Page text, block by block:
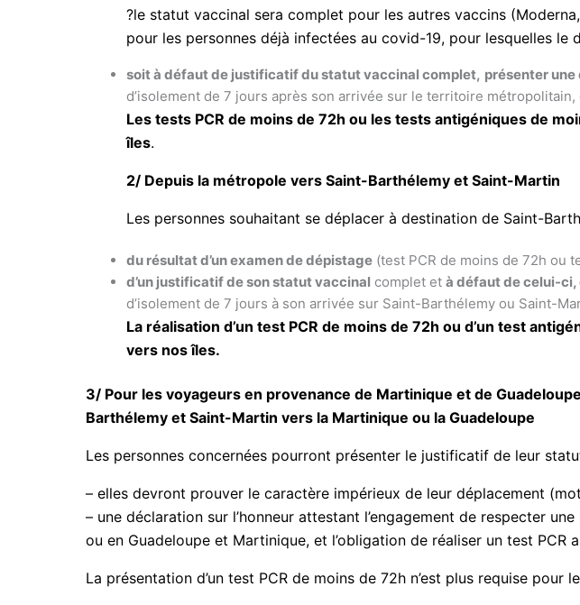
?le statut vaccinal sera complet pour les autres vaccins
pour les personnes déjà infectées au covid-19, pour lesquelles
soit à défaut de justificatif du statut vaccinal complet, présenter une
d’isolement de 7 jours après son arrivée sur le territoire
Les tests PCR de moins de 72h ou les tests antigéniques de
îles.
2/ Depuis la métropole vers Saint-Barthélemy et Saint-Martin
Les personnes souhaitant se déplacer à destination de Saint-
du résultat d’un examen de dépistage (test PCR de moins de 72h ou
d’un justificatif de son statut vaccinal complet et à défaut de celui-ci,
d’isolement de 7 jours à son arrivée sur Saint-Barthélemy ou Saint-
La réalisation d’un test PCR de moins de 72h ou d’un test
vers nos îles.
3/ Pour les voyageurs en provenance de Martinique et de
Barthélemy et Saint-Martin vers la Martinique ou la Guadeloupe
Les personnes concernées pourront présenter le justificatif de leur
– elles devront prouver le caractère impérieux de leur déplacement
– une déclaration sur l’honneur attestant l’engagement de respecter
ou en Guadeloupe et Martinique, et l’obligation de réaliser un test PCR
La présentation d’un test PCR de moins de 72h n’est plus requise pour